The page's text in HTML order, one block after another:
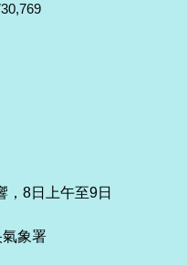
，8日上午至9日
象署